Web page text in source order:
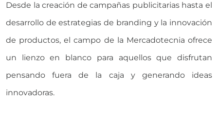
Desde la creación de campañas publicitarias hasta el
desarrollo de estrategias de branding y la innovación
de productos, el campo de la Mercadotecnia ofrece
un lienzo en blanco para aquellos que disfrutan
pensando fuera de la caja y generando ideas
innovadoras.